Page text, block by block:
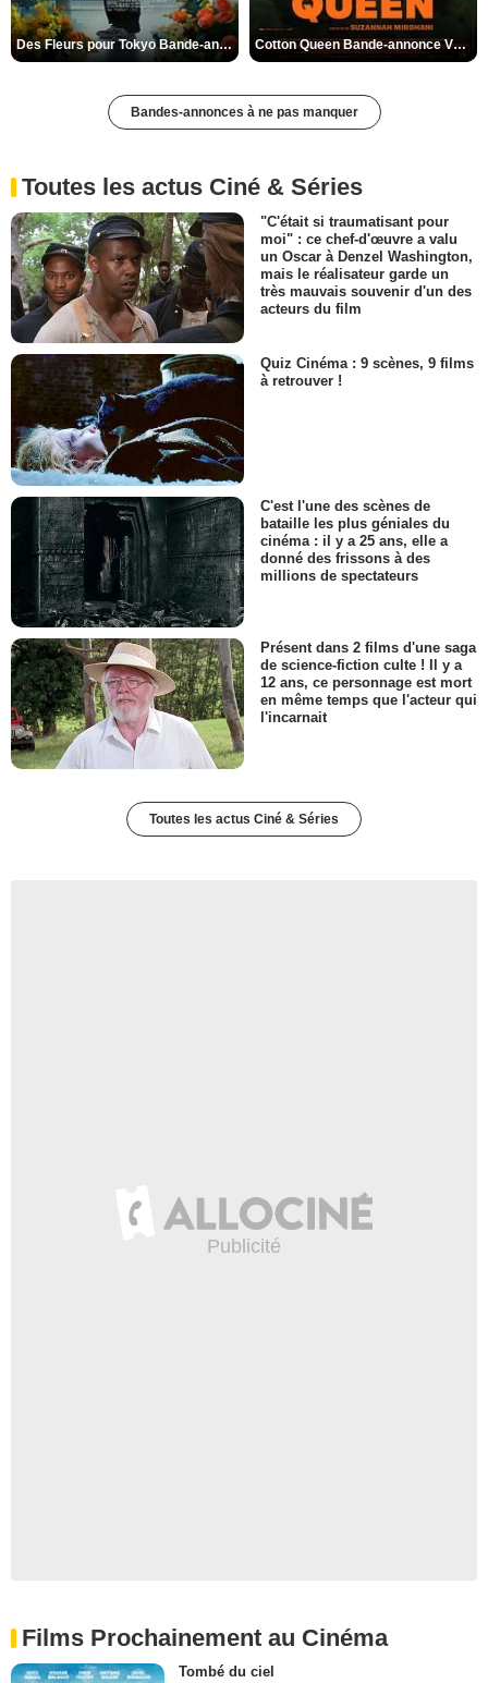
Des Fleurs pour Tokyo Bande-annonce VO STFR Cotton Queen Bande-annonce VO STFR
Bandes-annonces à ne pas manquer
Toutes les actus Ciné & Séries
"C'était si traumatisant pour
moi" : ce chef-d'œuvre a valu
un Oscar à Denzel Washington,
mais le réalisateur garde un
très mauvais souvenir d'un des
acteurs du film
Quiz Cinéma : 9 scènes, 9 films
à retrouver !
C'est l'une des scènes de
bataille les plus géniales du
cinéma : il y a 25 ans, elle a
donné des frissons à des
millions de spectateurs
Présent dans 2 films d'une saga
de science-fiction culte ! Il y a
12 ans, ce personnage est mort
en même temps que l'acteur qui
l'incarnait
Toutes les actus Ciné & Séries
Films Prochainement au Cinéma
Tombé du ciel